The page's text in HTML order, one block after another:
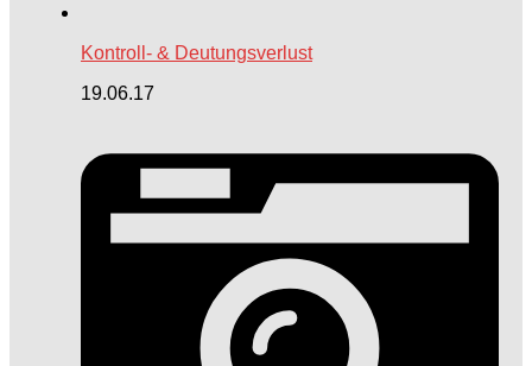
Kontroll- & Deutungsverlust
19.06.17